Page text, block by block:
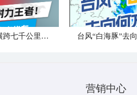
“白海豚”耐力王者！横跨七千公里直奔华东 台风“白海豚”去
营销中心